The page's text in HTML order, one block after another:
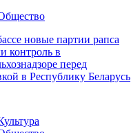
новые партии рапса
контроль в
перед
в Республику Беларусь